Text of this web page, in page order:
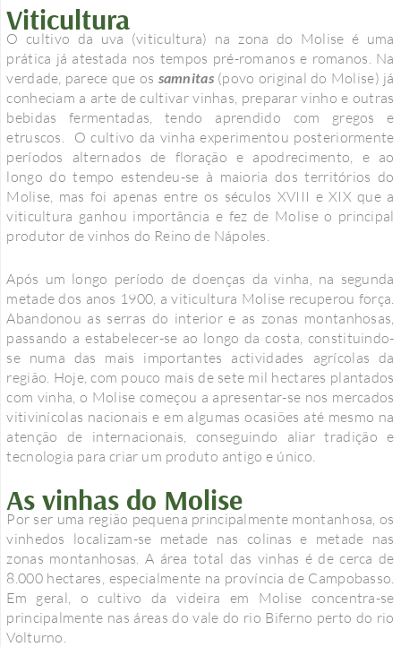
Viticultura
O cultivo da uva (viticultura) na zona do Molise é uma
prática já atestada nos tempos pré-romanos e romanos. Na
verdade, parece que os samnitas(povo original do Molise) já
conheciam a arte de cultivar vinhas, preparar vinho e outras
bebidas fermentadas, tendo aprendido com gregos e
etruscos. O cultivo da vinha experimentou posteriormente
períodos alternados de floração e apodrecimento, e ao
longo do tempo estendeu-se à maioria dos territórios do
Molise, mas foi apenas entre os séculos XVIII e XIX que a
viticultura ganhou importância e fez de Molise o principal
produtor de vinhos do Reino de Nápoles.
Após um longo período de doenças da vinha, na segunda
metade dos anos 1900, a viticultura Molise recuperou força.
Abandonou as serras do interior e as zonas montanhosas,
passando a estabelecer-se ao longo da costa, constituindo-
se numa das mais importantes actividades agrícolas da
região. Hoje, com pouco mais de sete mil hectares plantados
com vinha, o Molise começou a apresentar-se nos mercados
vitivinícolas nacionais e em algumas ocasiões até mesmo na
atenção de internacionais, conseguindo aliar tradição e
tecnologia para criar um produto antigo e único.
As vinhas do Molise
Por ser uma região pequena principalmente montanhosa, os
vinhedos localizam-se metade nas colinas e metade nas
zonas montanhosas. A área total das vinhas é de cerca de
8.000 hectares, especialmente na província de Campobasso.
Em geral, o cultivo da videira em Molise concentra-se
principalmente nas áreas do vale do rio Biferno perto do rio
Volturno.